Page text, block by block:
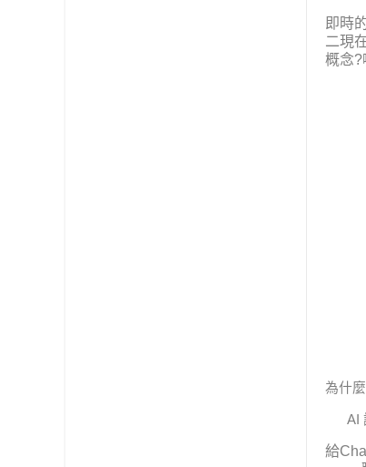
即時
二現
概念?
為什
AI
給